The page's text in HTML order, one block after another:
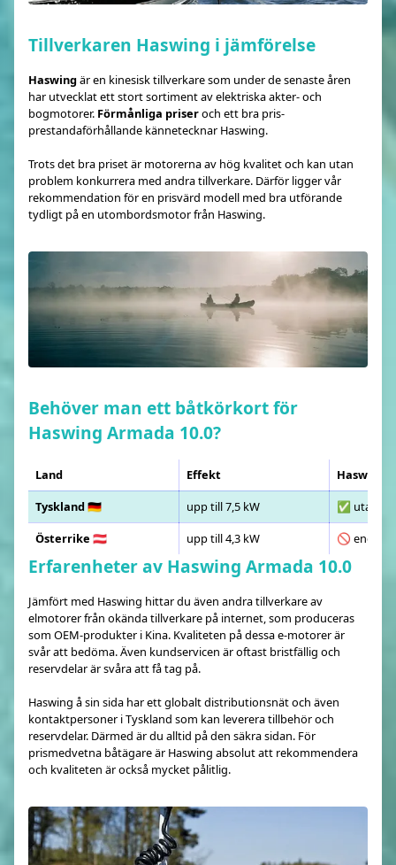
Tillverkaren Haswing i jämförelse
Haswingär en kinesisk tillverkare som under de senaste åren
har utvecklat ett stort sortiment av elektriska akter- och
bogmotorer. Förmånliga priseroch ett bra pris-
prestandaförhållande kännetecknar Haswing.
Trots det bra priset är motorerna av hög kvalitet och kan utan
problem konkurrera med andra tillverkare. Därför ligger vår
rekommendation för en prisvärd modell med bra utförande
tydligt på en utombordsmotor från Haswing.
Behöver man ett båtkörkort för
Haswing Armada 10.0?
Land Effekt
Haswing
Tyskland 🇩🇪
upp till 7,5 kW
✅ utan
Österrike 🇦🇹
upp till 4,3 kW 🚫 endast
Erfarenheter av Haswing Armada 10.0
Jämfört med Haswing hittar du även andra tillverkare av
elmotorer från okända tillverkare på internet, som produceras
som OEM-produkter i Kina. Kvaliteten på dessa e-motorer är
svår att bedöma. Även kundservicen är oftast bristfällig och
reservdelar är svåra att få tag på.
Haswing å sin sida har ett globalt distributionsnät och även
kontaktpersoner i Tyskland som kan leverera tillbehör och
reservdelar. Därmed är du alltid på den säkra sidan. För
prismedvetna båtägare är Haswing absolut att rekommendera
och kvaliteten är också mycket pålitlig.